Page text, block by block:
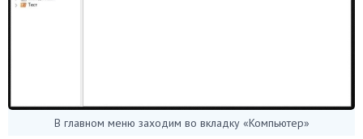
В главном меню заходим во вкладку «Компьютер»